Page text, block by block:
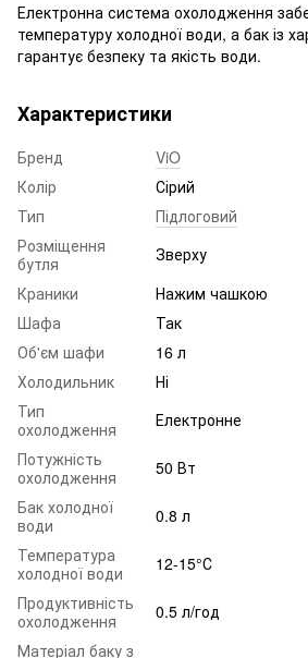
Електронна система охолодження
температуру холодної води, а бак із
гарантує безпеку та якість води.
Характеристики
Бренд
ViO
Колір
Сірий
Тип
Підлоговий
Розміщення
бутля
Зверху
Краники
Нажим чашкою
Шафа
Так
Об'єм шафи
16 л
Холодильник
Ні
Тип
охолодження
Електронне
Потужність
охолодження
50 Вт
Бак холодної
води
0.8 л
Температура
холодної води
12-15°С
Продуктивність
охолодження
0.5 л/год
Матеріал баку з